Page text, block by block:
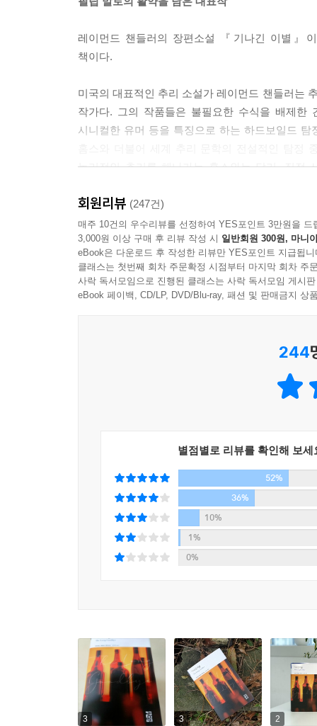
레이먼드 챈들러의 장편소설 『기나긴 이별』
책이다.
미국의 대표적인 추리 소설가 레이먼드 챈들러는
작가다. 그의 작품들은 불필요한 수식을 배제한
시니컬한 유머 등을 특징으로 하는 하드보일드
논리적인 추리를 해나가는 홈스와는 달리, 직접
『기나긴 이별』은 챈들러의 가장 널리 알려진
하드보일드 3대 걸작으로 손꼽히는 작품이다.
걸작으로, 초기작의 에너지 넘치던 냉소적 청년에
아내를 끔찍하게 살해한 용의자로 몰린 수수께끼
자살을 둘러싼 비밀들을 풀어 나가는 과정의 이야
하루키를 비롯한 현대 주요 작가들에게 큰 영향
한 획을 그었다. 주인공 역은 엘리엇 굴드가 맡았다.
옮겨 이 작품을 더욱 실감나게 즐길 수 있도록 했
중년에 다다른 탐정 필립 말로
그 비열한 거리에 버티고 서 있는 한 남자의 초상
그러나 『기나긴 이별』에서 중년에 이른 필립
쓰디쓴 무관심으로 변했고, 비정한 현실을 뼈저
믿음의 체계는 여전히 완강하게 고수하는 모
마련이지만, 말로는 그렇지 않다. 현실에 대해서
회원리뷰 (247건)
매주 10건의 우수리뷰를 선정하여 YES포인트 3만원을 드
3,000원 이상 구매 후 리뷰 작성 시 일반회원 300원, 마니
eBook은 다운로드 후 작성한 리뷰만 YES포인트 지급됩니
클래스는 첫번째 회차 주문확정 시점부터 마지막 회차 주
사락 독서모임으로 진행된 클래스는 사락 독서모임 게시
eBook 페이백, CD/LP, DVD/Blu-ray, 패션 및 판매금지 상
244
별점별로 리뷰를 확인해 보세
52%
36%
10%
1%
0%
3 3 2